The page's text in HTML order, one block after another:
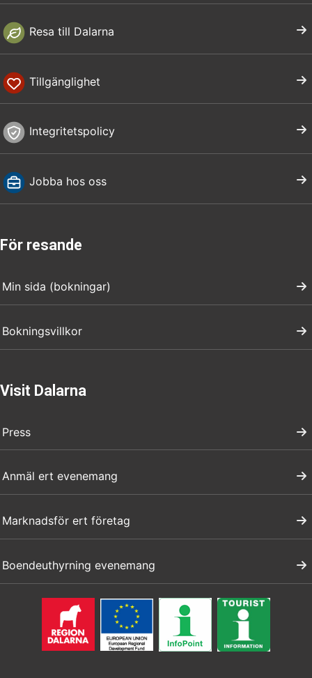
Resa till Dalarna
Tillgänglighet
Integritetspolicy
Jobba hos oss
För resande
Min sida (bokningar)
Bokningsvillkor
Visit Dalarna
Press
Anmäl ert evenemang
Marknadsför ert företag
Boendeuthyrning evenemang